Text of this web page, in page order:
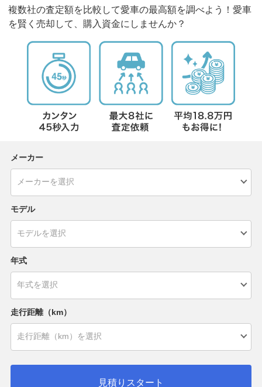
複数社の査定額を比較して愛車の最高額を調べよう！愛車
を賢く売却して、購入資金にしませんか？
メーカー
モデル
年式
走行距離（km）
見積りスタート